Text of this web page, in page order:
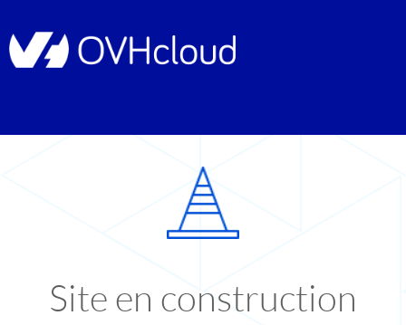
Site en construction